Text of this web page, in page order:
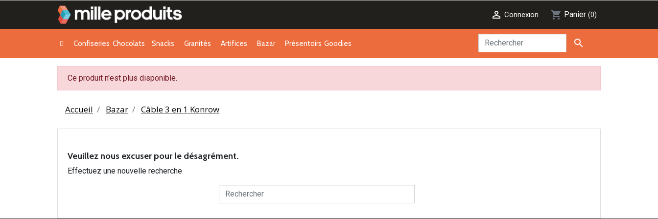
 Connexion shopping_cart Panier (0)
Confiseries Chocolats Snacks Granités Artifices Bazar Présentoirs Goodies 
Ce produit n'est plus disponible.
Accueil Bazar Câble 3 en 1 Konrow
Veuillez nous excuser pour le désagrément.
Effectuez une nouvelle recherche